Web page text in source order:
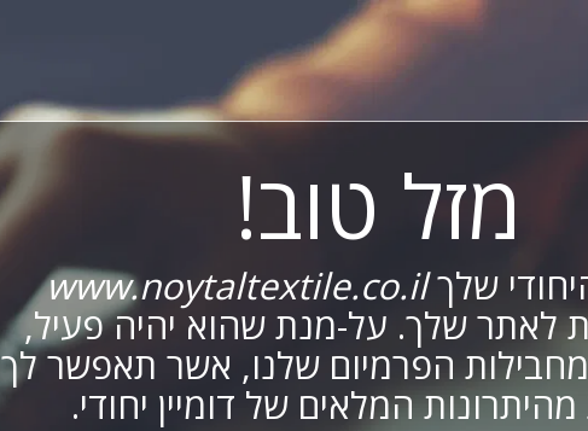
מזל טוב!
שלךwww.noytaltextile.co.il
לאתר שלך. על-מנת שהוא יהיה פעיל,
הפרמיום שלנו, אשר תאפשר לך
מהיתרונות המלאים של דומיין יחודי.